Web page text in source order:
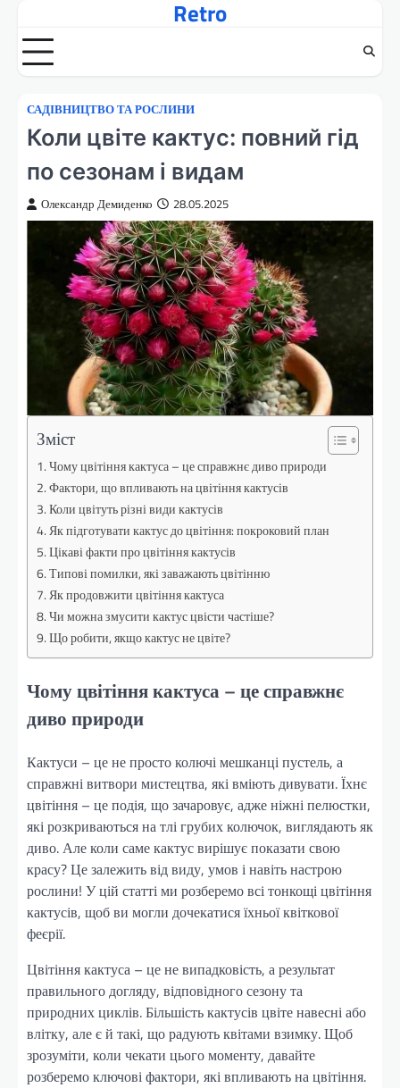
вмісту
Retro
САДІВНИЦТВО ТА РОСЛИНИ
Коли цвіте кактус: повний гід
по сезонам і видам
Олександр Демиденко 28.05.2025
Зміст
Чому цвітіння кактуса – це справжнє диво природи
Фактори, що впливають на цвітіння кактусів
Коли цвітуть різні види кактусів
Як підготувати кактус до цвітіння: покроковий план
Цікаві факти про цвітіння кактусів
Типові помилки, які заважають цвітінню
Як продовжити цвітіння кактуса
Чи можна змусити кактус цвісти частіше?
Що робити, якщо кактус не цвіте?
Чому цвітіння кактуса – це справжнє
диво природи
Кактуси – це не просто колючі мешканці пустель, а
справжні витвори мистецтва, які вміють дивувати. Їхнє
цвітіння – це подія, що зачаровує, адже ніжні пелюстки,
які розкриваються на тлі грубих колючок, виглядають як
диво. Але коли саме кактус вирішує показати свою
красу? Це залежить від виду, умов і навіть настрою
рослини! У цій статті ми розберемо всі тонкощі цвітіння
кактусів, щоб ви могли дочекатися їхньої квіткової
феєрії.
Цвітіння кактуса – це не випадковість, а результат
правильного догляду, відповідного сезону та
природних циклів. Більшість кактусів цвіте навесні або
влітку, але є й такі, що радують квітами взимку. Щоб
зрозуміти, коли чекати цього моменту, давайте
розберемо ключові фактори, які впливають на цвітіння.